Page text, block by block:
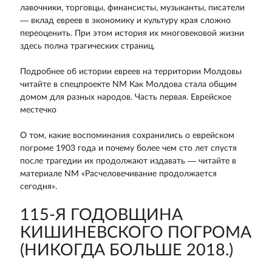
лавочники, торговцы, финансисты, музыканты, писатели
— вклад евреев в экономику и культуру края сложно
переоценить. При этом история их многовековой жизни
здесь полна трагических страниц.
Подробнее об истории евреев на территории Молдовы
читайте в спецпроекте NM Как Молдова стала общим
домом для разных народов. Часть первая. Еврейское
местечко
О том, какие воспоминания сохранились о еврейском
погроме 1903 года и почему более чем сто лет спустя
после трагедии их продолжают издавать — читайте в
материале NM «Расчеловечивание продолжается
сегодня».
115-Я ГОДОВЩИНА
КИШИНЕВСКОГО ПОГРОМА
(НИКОГДА БОЛЬШЕ 2018.)